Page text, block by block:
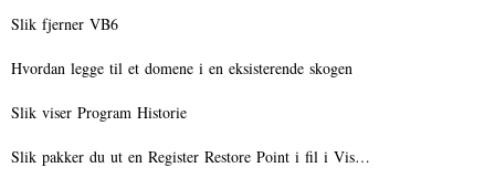
Slik fjerner VB6
Hvordan legge til et domene i en eksisterende skogen
Slik viser Program Historie
Slik pakker du ut en Register Restore Point i fil i Vis…